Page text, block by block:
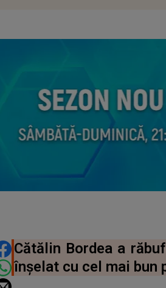
ARTICOLUL
Cătălin Bordea a
înșelat cu cel mai bun